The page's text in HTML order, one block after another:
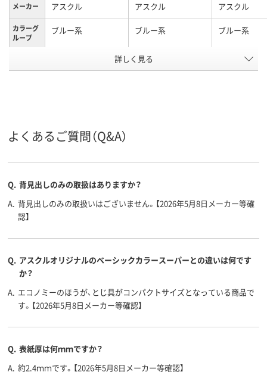
メーカー アスクル アスクル アスクル
カラーグ
ループ
ブルー系 ブルー系 ブルー系
50mm
開き方 両開き
商品環境
80 80 80
詳しく見る
よくあるご質問（Q&A）
Q. 背見出しのみの取扱はありますか？
A. 背見出しのみの取扱いはございません。【2026年5月8日メーカー等確
認】
Q. アスクルオリジナルのベーシックカラースーパーとの違いは何です
か？
A. エコノミーのほうが、とじ具がコンパクトサイズとなっている商品で
す。【2026年5月8日メーカー等確認】
Q. 表紙厚は何ｍｍですか？
A. 約2.4ｍｍです。【2026年5月8日メーカー等確認】